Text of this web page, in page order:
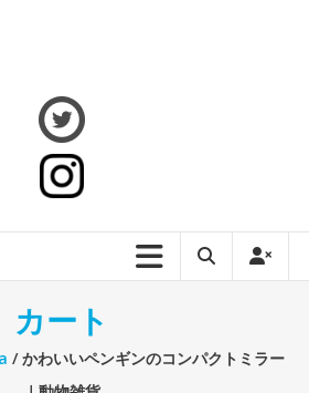
カート
/ かわいいペンギンのコンパクトミラー